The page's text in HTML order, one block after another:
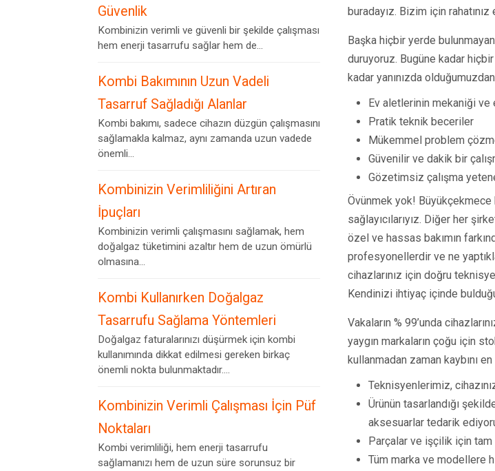
buradayız. Bizim için
Başka hiçbir yerde
duruyoruz. Bugüne kadar
kadar yanınızda
Ev aletlerinin mekaniği ve
Pratik teknik beceriler
Mükemmel problem
Güvenilir ve dakik bir
Gözetimsiz çalışma
Övünmek yok!
sağlayıcılarıyız. Diğer her
özel ve hassas bakımın
profesyonellerdir ve ne
cihazlarınız için doğru
Kendinizi ihtiyaç içinde
Vakaların % 99’unda
yaygın markaların çoğu için
kullanmadan zaman kaybını
Teknisyenlerimiz,
Ürünün tasarlandığı
aksesuarlar tedarik
Parçalar ve işçilik için
Tüm marka ve modellere
Güvenlik
Kombinizin verimli ve güvenli bir şekilde çalışması
hem enerji tasarrufu sağlar hem de...
Kombi Bakımının Uzun Vadeli
Tasarruf Sağladığı Alanlar
Kombi bakımı, sadece cihazın düzgün çalışmasını
sağlamakla kalmaz, aynı zamanda uzun vadede
önemli...
Kombinizin Verimliliğini Artıran
İpuçları
Kombinizin verimli çalışmasını sağlamak, hem
doğalgaz tüketimini azaltır hem de uzun ömürlü
olmasına...
Kombi Kullanırken Doğalgaz
Tasarrufu Sağlama Yöntemleri
Doğalgaz faturalarınızı düşürmek için kombi
kullanımında dikkat edilmesi gereken birkaç
önemli nokta bulunmaktadır....
Kombinizin Verimli Çalışması İçin Püf
Noktaları
Kombi verimliliği, hem enerji tasarrufu
sağlamanızı hem de uzun süre sorunsuz bir